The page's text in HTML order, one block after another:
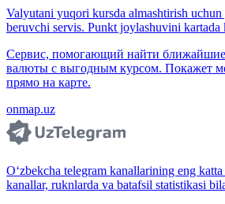
Valyutani yuqori kursda almashtirish
beruvchi servis. Punkt joylashuvini kartada
Сервис, помогающий найти
валюты с выгодным курсом. Покажет
прямо на карте.
onmap.uz
O‘zbekcha telegram kanallarining eng
kanallar, ruknlarda va batafsil statistikasi